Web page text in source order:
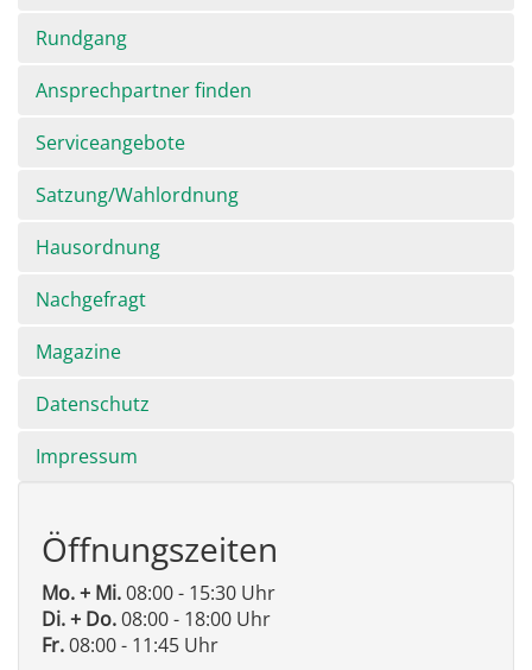
Rundgang
Ansprechpartner finden
Serviceangebote
Satzung/Wahlordnung
Hausordnung
Nachgefragt
Magazine
Datenschutz
Impressum
Öffnungszeiten
Mo. + Mi.08:00 - 15:30 Uhr
Di. + Do.08:00 - 18:00 Uhr
Fr.08:00 - 11:45 Uhr